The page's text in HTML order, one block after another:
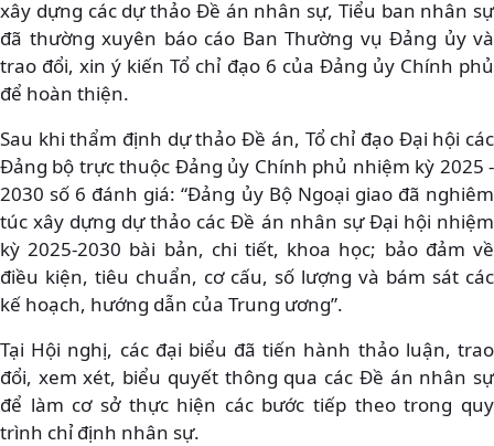
xây dựng các dự thảo Đề án nhân sự, Tiểu ban nhân sự
đã thường xuyên báo cáo Ban Thường vụ Đảng ủy và
trao đổi, xin ý kiến Tổ chỉ đạo 6 của Đảng ủy Chính phủ
để hoàn thiện.
Sau khi thẩm định dự thảo Đề án, Tổ chỉ đạo Đại hội các
Đảng bộ trực thuộc Đảng ủy Chính phủ nhiệm kỳ 2025 -
2030 số 6 đánh giá: “Đảng ủy Bộ Ngoại giao đã nghiêm
túc xây dựng dự thảo các Đề án nhân sự Đại hội nhiệm
kỳ 2025-2030 bài bản, chi tiết, khoa học; bảo đảm về
điều kiện, tiêu chuẩn, cơ cấu, số lượng và bám sát các
kế hoạch, hướng dẫn của Trung ương”.
Tại Hội nghị, các đại biểu đã tiến hành thảo luận, trao
đổi, xem xét, biểu quyết thông qua các Đề án nhân sự
để làm cơ sở thực hiện các bước tiếp theo trong quy
trình chỉ định nhân sự.